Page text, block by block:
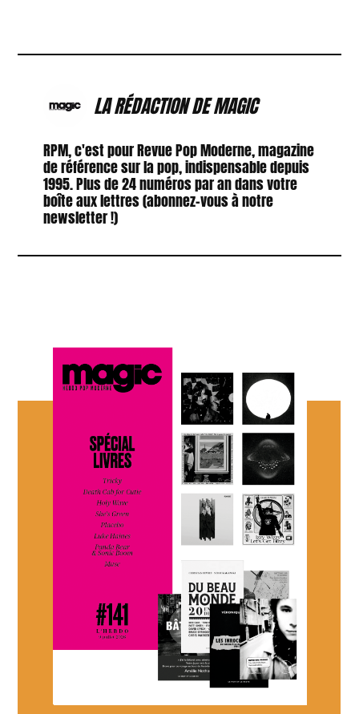
LA RÉDACTION DE MAGIC
RPM, c'est pour Revue Pop Moderne, magazine
de référence sur la pop, indispensable depuis
1995. Plus de 24 numéros par an dans votre
boîte aux lettres (abonnez-vous à notre
newsletter !)